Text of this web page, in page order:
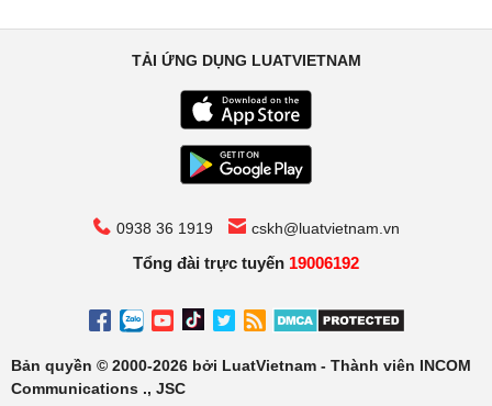
TẢI ỨNG DỤNG LUATVIETNAM
0938 36 1919 cskh@luatvietnam.vn
Tổng đài trực tuyến 19006192
Bản quyền © 2000-2026 bởi LuatVietnam - Thành viên INCOM
Communications ., JSC